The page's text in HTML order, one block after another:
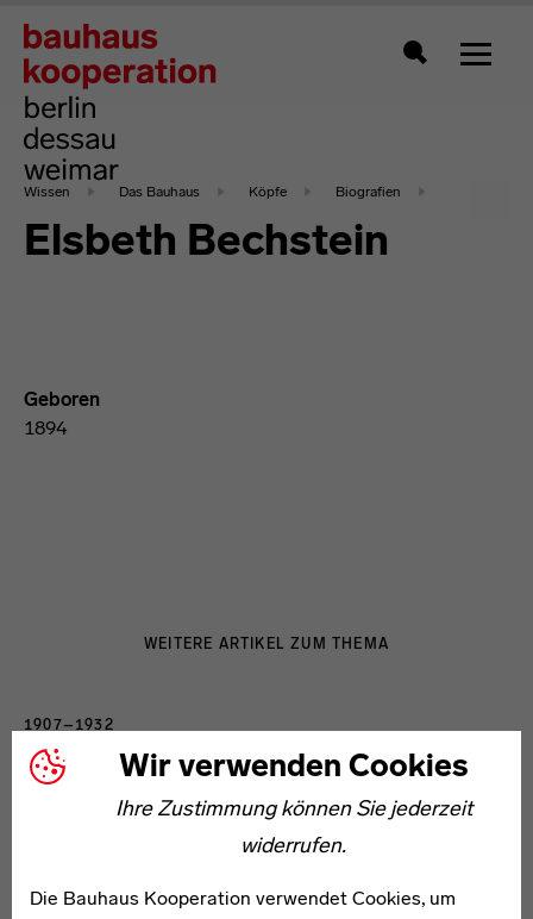
Wir verwenden Cookies
Ihre Zustimmung können Sie jederzeit
widerrufen.
Die Bauhaus Kooperation verwendet Cookies, um
Zeigt
Wissen Das Bauhaus Köpfe Biografien
Elsbeth Bechstein
Geboren
1894
WEITERE ARTIKEL ZUM THEMA
Rosa Berger
1907–1932